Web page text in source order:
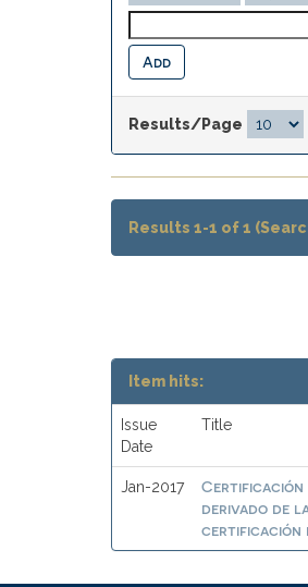
Results/Page
Results 1-1 of 1
Item hits:
Issue
Date
Title
Jan-2017
Certificación
derivado de
certificación